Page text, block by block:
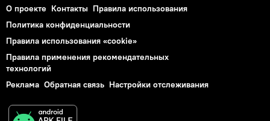
О проекте Контакты Правила использования
Политика конфиденциальности
Правила использования «cookie»
Правила применения рекомендательных
технологий
Реклама Обратная связь Настройки отслеживания